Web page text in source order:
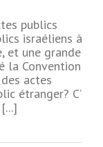
publics
israéliens à
et une grande
la Convention
actes
étranger? C’